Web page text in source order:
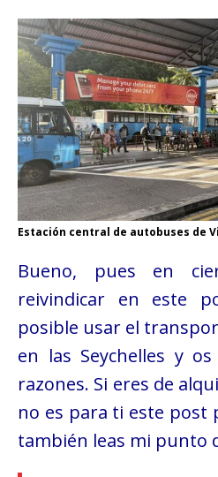
Estación central de autobuses de
Bueno, pues en
reivindicar en este
posible usar el
en las Seychelles y
razones. Si eres de
no es para ti este post
también leas mi punto